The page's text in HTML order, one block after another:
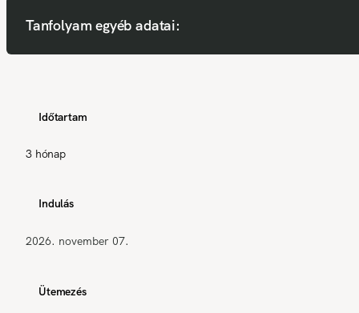
Tanfolyam egyéb adatai:
Időtartam
3 hónap
Indulás
2026. november 07.
Ütemezés